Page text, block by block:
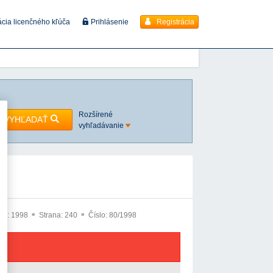
licenčného kľúča Prihlásenie Registrácia
VYHĽADAŤ
Rozšírené
vyhľadávanie
1998 Strana: 240 Číslo: 80/1998